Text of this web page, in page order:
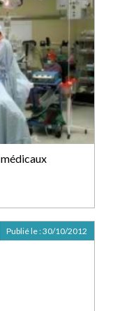
Publié le :30/10/2012